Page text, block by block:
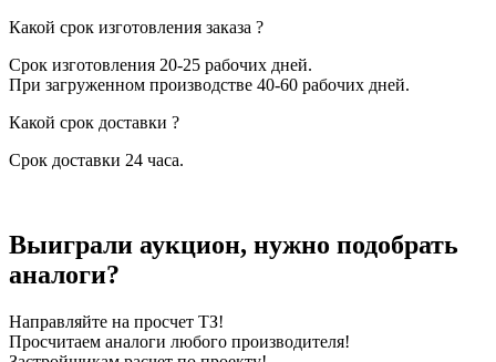
Какой срок изготовления заказа ?
Срок изготовления 20-25 рабочих дней.
При загруженном производстве 40-60 рабочих дней.
Какой срок доставки ?
Срок доставки 24 часа.
Выиграли аукцион, нужно подобрать
аналоги?
Направляйте на просчет ТЗ!
Просчитаем аналоги любого производителя!